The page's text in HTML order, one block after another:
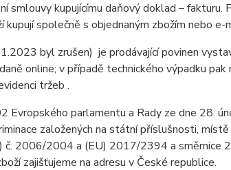
smlouvy kupujícímu daňový doklad – fakturu.
společně s objednaným zbožím nebo e-
byl zrušen) je prodávající povinen
online; v případě technického výpadku
tržeb .
parlamentu a Rady ze dne 28.
založených na státní příslušnosti,
č. 2006/2004 a (EU) 2017/2394 a
zajišťujeme na adresu v České republice.